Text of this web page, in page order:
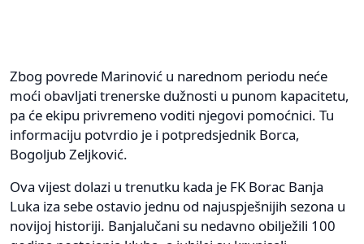
Zbog povrede Marinović u narednom periodu neće
moći obavljati trenerske dužnosti u punom kapacitetu,
pa će ekipu privremeno voditi njegovi pomoćnici. Tu
informaciju potvrdio je i potpredsjednik Borca,
Bogoljub Zeljković.
Ova vijest dolazi u trenutku kada je FK Borac Banja
Luka iza sebe ostavio jednu od najuspješnijih sezona u
novijoj historiji. Banjalučani su nedavno obilježili 100